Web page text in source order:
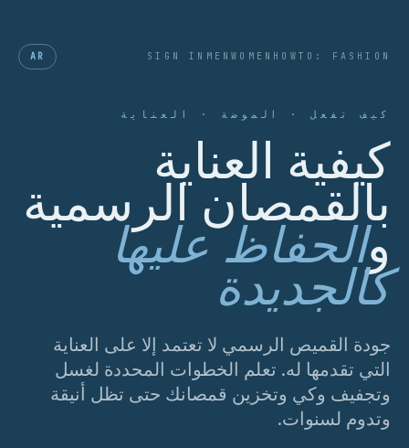
HOWTO: FASHION
WOMEN
MEN
SIGN IN
AR
كيف تفعل · الموضة · العناية
كيفية العناية
بالقمصان الرسمية
والحفاظ عليها
كالجديدة
جودة القميص الرسمي لا تعتمد إلا على العناية
التي تقدمها له. تعلم الخطوات المحددة لغسل
وتجفيف وكي وتخزين قمصانك حتى تظل أنيقة
وتدوم لسنوات.